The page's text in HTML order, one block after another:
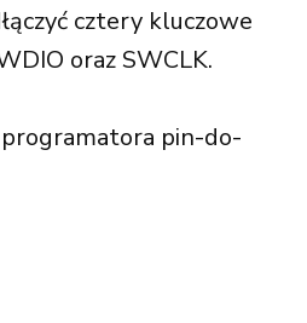
cztery kluczowe
oraz SWCLK.
pin-do-